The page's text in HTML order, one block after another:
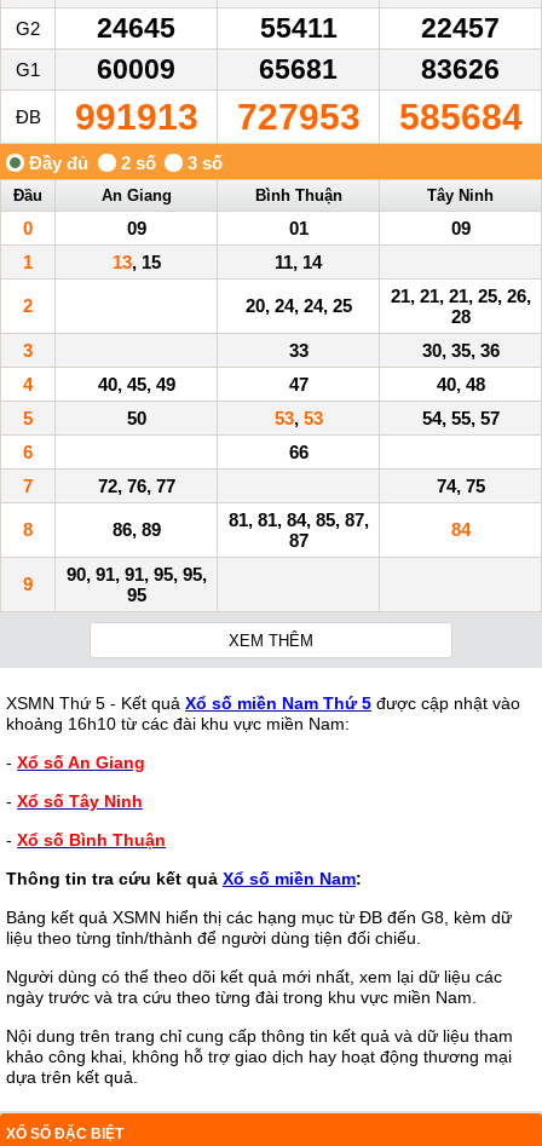
G2 24645 55411 22457
G1 60009 65681 83626
ĐB 991913 727953 585684
Đầu An Giang Bình Thuận Tây Ninh
0 09 01
09
1
13, 15 11, 14
2 20, 24, 24, 25
21, 21, 21, 25, 26,
28
3
33
30, 35, 36
4
40, 45, 49 47
40, 48
5
50 53, 53
54, 55, 57
6
66
7
72, 76, 77 74, 75
8 86, 89
81, 81, 84, 85, 87,
87
84
9
90, 91, 91, 95, 95,
95
XEM THÊM
XSMN Thứ 5 - Kết quả Xổ số miền Nam Thứ 5 được cập nhật vào
khoảng 16h10 từ các đài khu vực miền Nam:
- Xổ số An Giang
- Xổ số Tây Ninh
- Xổ số Bình Thuận
Thông tin tra cứu kết quả Xổ số miền Nam:
Bảng kết quả XSMN hiển thị các hạng mục từ ĐB đến G8, kèm dữ
liệu theo từng tỉnh/thành để người dùng tiện đối chiếu.
Người dùng có thể theo dõi kết quả mới nhất, xem lại dữ liệu các
ngày trước và tra cứu theo từng đài trong khu vực miền Nam.
Nội dung trên trang chỉ cung cấp thông tin kết quả và dữ liệu tham
khảo công khai, không hỗ trợ giao dịch hay hoạt động thương mại
dựa trên kết quả.
XỔ SỐ ĐẶC BIỆT